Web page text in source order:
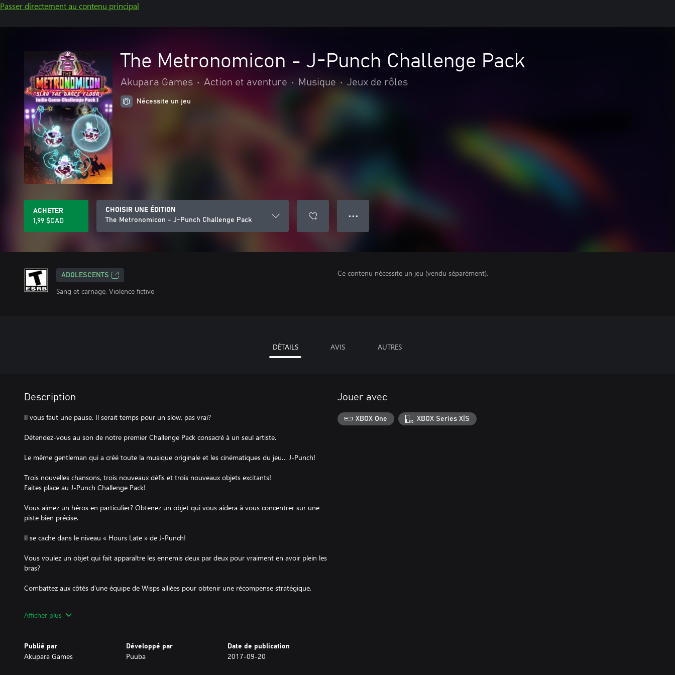
Passer directement au contenu principal
The Metronomicon - J-Punch Challenge Pack
Akupara Games • Action et aventure • Musique • Jeux de rôles
Nécessite un jeu
ACHETER
1,99 $CAD
CHOISIR UNE ÉDITION
The Metronomicon - J-Punch Challenge Pack
● ● ●
ADOLESCENTS
Sang et carnage, Violence fictive
Ce contenu nécessite un jeu (vendu séparément).
DÉTAILS AVIS AUTRES
Description
Il vous faut une pause. Il serait temps pour un slow, pas vrai?
Détendez-vous au son de notre premier Challenge Pack consacré à un seul artiste.
Le même gentleman qui a créé toute la musique originale et les cinématiques du jeu… J-Punch!
Trois nouvelles chansons, trois nouveaux défis et trois nouveaux objets excitants!
Faites place au J-Punch Challenge Pack!
Vous aimez un héros en particulier? Obtenez un objet qui vous aidera à vous concentrer sur une
piste bien précise.
Il se cache dans le niveau « Hours Late » de J-Punch!
Vous voulez un objet qui fait apparaître les ennemis deux par deux pour vraiment en avoir plein les
bras?
Combattez aux côtés d’une équipe de Wisps alliées pour obtenir une récompense stratégique.
Réussissez les trois chansons assez rapidement et vous recevrez un objet conçu pour les tournois
de speedrunning et nommé en l’honneur de notre champion!
Afficher plus
Publié par
Akupara Games
Développé par
Puuba
Date de publication
2017-09-20
Jouer avec
XBOX One XBOX Series X|S